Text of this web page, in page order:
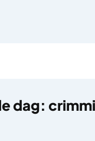
dag: